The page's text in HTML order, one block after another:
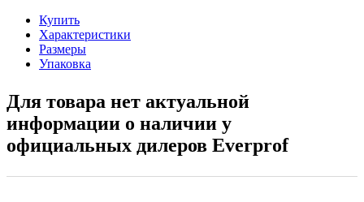
Купить
Характеристики
Размеры
Упаковка
Для товара нет актуальной
информации о наличии у
официальных дилеров Everprof